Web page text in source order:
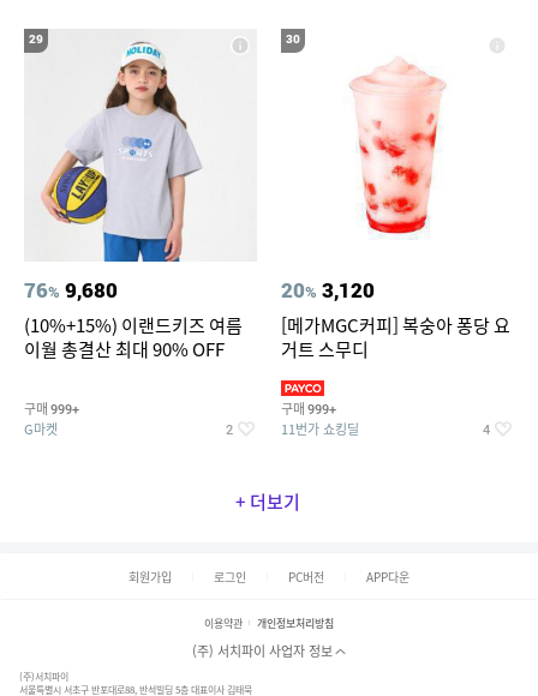
29
76% 9,680
(10%+15%) 이랜드키즈 여름
이월 총결산 최대 90% OFF
구매 999+
G마켓 2
30
20% 3,120
[메가MGC커피] 복숭아 퐁당 요
거트 스무디
구매 999+
11번가 쇼킹딜 4
+ 더보기
회원가입 로그인 PC버전 APP다운
이용약관 개인정보처리방침
(주) 서치파이 사업자 정보
(주)서치파이
서울특별시 서초구 반포대로88, 반석빌딩 5층 대표이사 김태묵